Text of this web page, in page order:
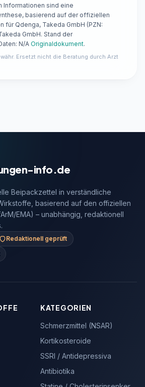
Informationen sind eine
basierend auf der offiziellen
für Qdenga, Takeda GmbH (PZN:
GmbH. Stand der
N/A Originaldokument.
Ersetzt nicht die Beratung durch Arzt
info.de
Beipackzettel in verständliche
basierend auf den offiziellen
EMA) – unabhängig, redaktionell
Redaktionell geprüft
KATEGORIEN
Schmerzmittel (NSAR)
Kortikosteroide
SSRI / Antidepressiva
Antibiotika